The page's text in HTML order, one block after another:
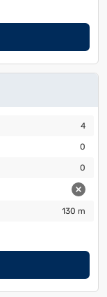
4
0
0
130 m